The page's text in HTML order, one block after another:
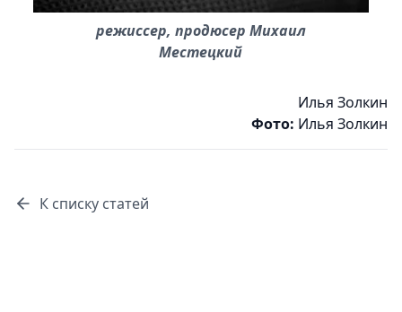
режиссер, продюсер Михаил
Местецкий
Илья Золкин
Фото: Илья Золкин
К списку статей